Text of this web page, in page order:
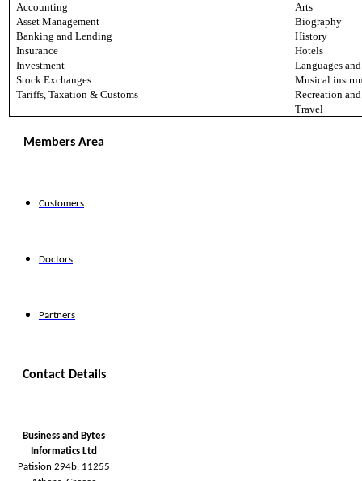
Accounting
Asset Management
Banking and Lending
Insurance
Investment
Stock Exchanges
Tariffs, Taxation & Customs
Arts
Biography
History
Hotels
Languages
Musical
Recreation
Travel
Members Area
Customers
Doctors
Partners
Contact Details
Business and Bytes
Informatics Ltd
Patision 294b, 11255